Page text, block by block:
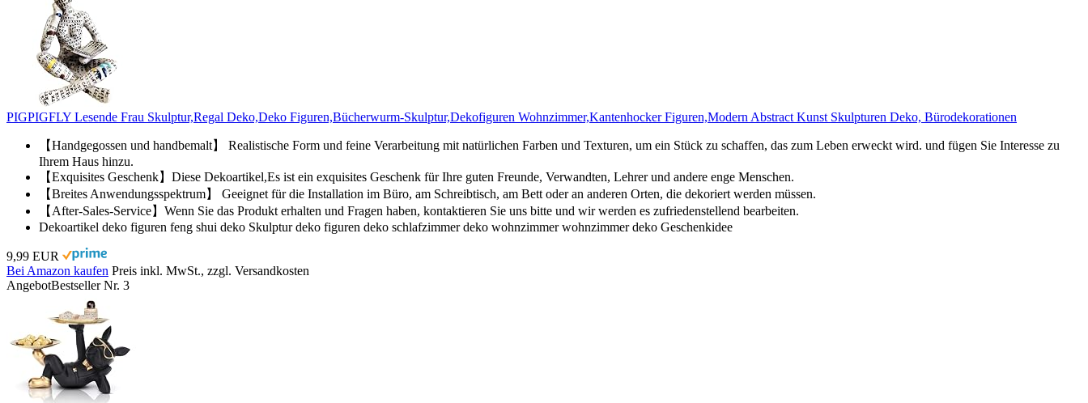
PIGPIGFLY Lesende Frau Skulptur,Regal Deko,Deko Figuren,Bücherwurm-Skulptur,Dekofiguren Wohnzimmer,Kantenhocker Figuren,Modern Abstract Kunst Skulpturen Deko, Bürodekorationen
【Handgegossen und handbemalt】 Realistische Form und feine Verarbeitung mit natürlichen Farben und Texturen, um ein Stück zu schaffen, das zum Leben erweckt wird. und fügen Sie Interesse zu
Ihrem Haus hinzu.
【Exquisites Geschenk】Diese Dekoartikel,Es ist ein exquisites Geschenk für Ihre guten Freunde, Verwandten, Lehrer und andere enge Menschen.
【Breites Anwendungsspektrum】 Geeignet für die Installation im Büro, am Schreibtisch, am Bett oder an anderen Orten, die dekoriert werden müssen.
【After-Sales-Service】Wenn Sie das Produkt erhalten und Fragen haben, kontaktieren Sie uns bitte und wir werden es zufriedenstellend bearbeiten.
Dekoartikel deko figuren feng shui deko Skulptur deko figuren deko schlafzimmer deko wohnzimmer wohnzimmer deko Geschenkidee
9,99 EUR
Bei Amazon kaufen Preis inkl. MwSt., zzgl. Versandkosten
AngebotBestseller Nr. 3